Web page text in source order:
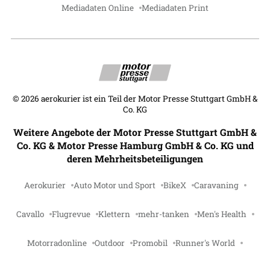
Mediadaten Online Mediadaten Print
© 2026 aerokurier ist ein Teil der Motor Presse Stuttgart GmbH &
Co. KG
Weitere Angebote der Motor Presse Stuttgart GmbH &
Co. KG & Motor Presse Hamburg GmbH & Co. KG und
deren Mehrheitsbeteiligungen
Aerokurier Auto Motor und Sport BikeX Caravaning
Cavallo Flugrevue Klettern mehr-tanken Men's Health
Motorradonline Outdoor Promobil Runner's World